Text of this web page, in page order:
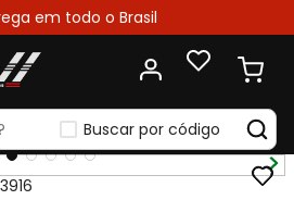
em todo o Brasil
Buscar por código